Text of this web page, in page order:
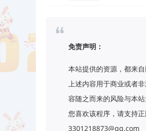
免责声明：
本站提供的资源，都来
上述内容用于商业或者
容随之而来的风险与本
您喜欢该程序，请支持
3301218873@qq.com